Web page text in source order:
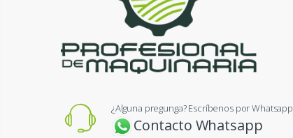
¿Alguna pregunga? Escríbenos por Whatsapp
Contacto Whatsapp